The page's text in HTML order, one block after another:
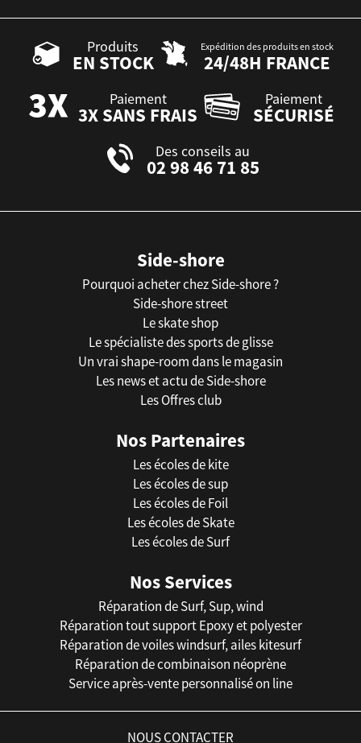
Produits
EN STOCK
Expédition des produits en stock
24/48H FRANCE
Paiement
3X SANS FRAIS
Paiement
SÉCURISÉ
Des conseils au
02 98 46 71 85
Side-shore
Pourquoi acheter chez Side-shore ?
Side-shore street
Le skate shop
Le spécialiste des sports de glisse
Un vrai shape-room dans le magasin
Les news et actu de Side-shore
Les Offres club
Nos Partenaires
Les écoles de kite
Les écoles de sup
Les écoles de Foil
Les écoles de Skate
Les écoles de Surf
Nos Services
Réparation de Surf, Sup, wind
Réparation tout support Epoxy et polyester
Réparation de voiles windsurf, ailes kitesurf
Réparation de combinaison néoprène
Service après-vente personnalisé on line
NOUS CONTACTER